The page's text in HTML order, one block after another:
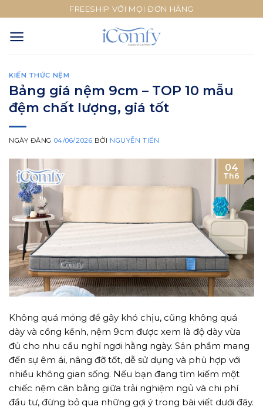
to
content
FREESHIP VỚI MỌI ĐƠN HÀNG
KIẾN THỨC NỆM
Bảng giá nệm 9cm – TOP 10 mẫu
đệm chất lượng, giá tốt
NGÀY ĐĂNG 04/06/2026 BỞI NGUYỄN TIẾN
04
Th6
Không quá mỏng để gây khó chịu, cũng không quá
dày và cồng kềnh, nệm 9cm được xem là độ dày vừa
đủ cho nhu cầu nghỉ ngơi hằng ngày. Sản phẩm mang
đến sự êm ái, nâng đỡ tốt, dễ sử dụng và phù hợp với
nhiều không gian sống. Nếu bạn đang tìm kiếm một
chiếc nệm cân bằng giữa trải nghiệm ngủ và chi phí
đầu tư, đừng bỏ qua những gợi ý trong bài viết dưới đây.